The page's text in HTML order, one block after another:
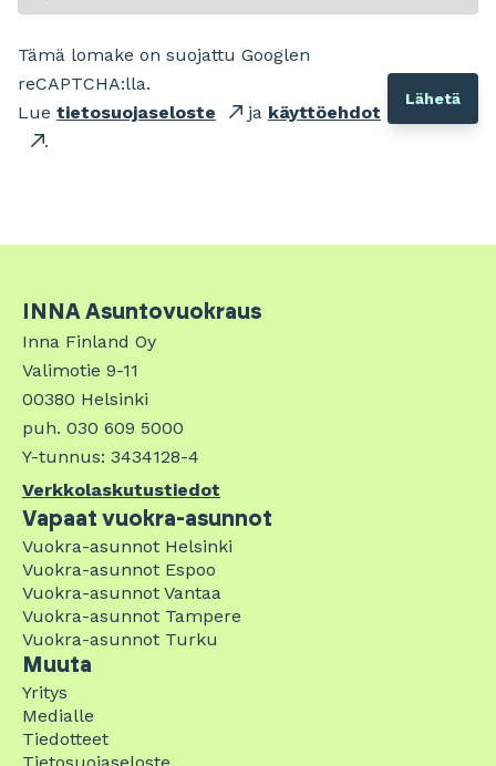
Tämä lomake on suojattu Googlen
reCAPTCHA:lla.
Lue tietosuojaseloste ja käyttöehdot
.
INNA Asuntovuokraus
Inna Finland Oy
Valimotie 9-11
00380 Helsinki
puh. 030 609 5000
Y-tunnus: 3434128-4
Verkkolaskutustiedot
Vapaat vuokra-asunnot
Vuokra-asunnot Helsinki
Vuokra-asunnot Espoo
Vuokra-asunnot Vantaa
Vuokra-asunnot Tampere
Vuokra-asunnot Turku
Muuta
Yritys
Medialle
Tiedotteet